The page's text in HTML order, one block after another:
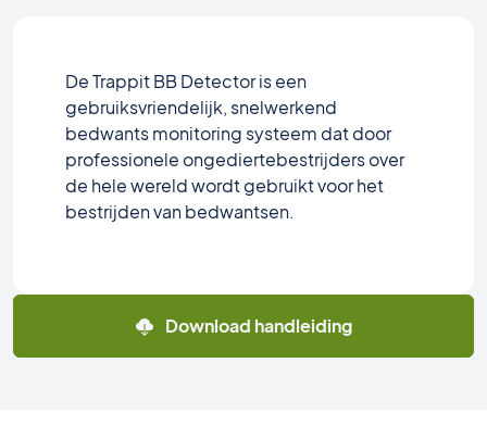
De Trappit BB Detector is een
gebruiksvriendelijk, snelwerkend
bedwants monitoring systeem dat door
professionele ongediertebestrijders over
de hele wereld wordt gebruikt voor het
bestrijden van bedwantsen.
Download handleiding